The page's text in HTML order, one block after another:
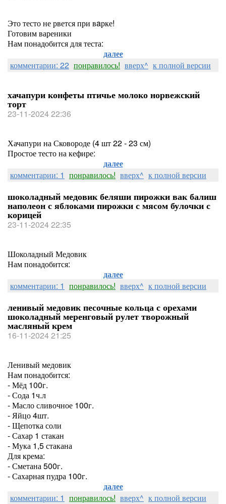
Это тесто не рвется при вaрке!
Готовим вареники
Нам понадобится для теста:
далее
комментарии: 22 понравилось! вверх^ к полной версии
хачапури конфеты птичье молоко норвежский
торт
23-11-2024 22:36
Хачапури на Сковороде (4 шт 22 - 23 см)
Простое тесто на кефире:
далее
комментарии: 1 понравилось! вверх^ к полной версии
шоколадный медовик беляши пирожки вак балиш
наполеон с яблоками пирожки с мясом булочки с
корицей
23-11-2024 22:35
Шоколадный Медовик
Нам понадобится:
далее
комментарии: 1 понравилось! вверх^ к полной версии
ленивый медовик песочные кольца с орехами
шоколадный меренговый рулет творожный
масляный крем
16-11-2024 21:25
Ленивый медовик
Нам понадобится:
- Мёд 100г.
- Сода 1ч.л
- Масло сливочное 100г.
- Яйцо 4шт.
- Щепотка соли
- Сахар 1 стакан
- Мука 1,5 стакана
Для крема:
- Сметана 500г.
- Сахарная пудра 100г.
далее
комментарии: 1 понравилось! вверх^ к полной версии